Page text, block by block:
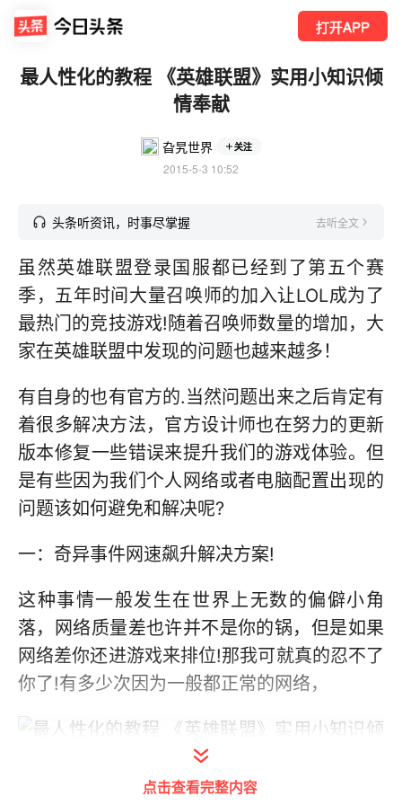
打开APP
最人性化的教程 《英雄联盟》实用小知识倾
情奉献
旮旯世界 关注
2015-5-3 10:52
头条听资讯，时事尽掌握 去听全文
虽然英雄联盟登录国服都已经到了第五个赛
季，五年时间大量召唤师的加入让LOL成为了
最热门的竞技游戏!随着召唤师数量的增加，大
家在英雄联盟中发现的问题也越来越多！
有自身的也有官方的.当然问题出来之后肯定有
着很多解决方法，官方设计师也在努力的更新
版本修复一些错误来提升我们的游戏体验。但
是有些因为我们个人网络或者电脑配置出现的
问题该如何避免和解决呢?
一：奇异事件网速飙升解决方案!
这种事情一般发生在世界上无数的偏僻小角
落，网络质量差也许并不是你的锅，但是如果
网络差你还进游戏来排位!那我可就真的忍不了
你了!有多少次因为一般都正常的网络，
点击查看完整内容